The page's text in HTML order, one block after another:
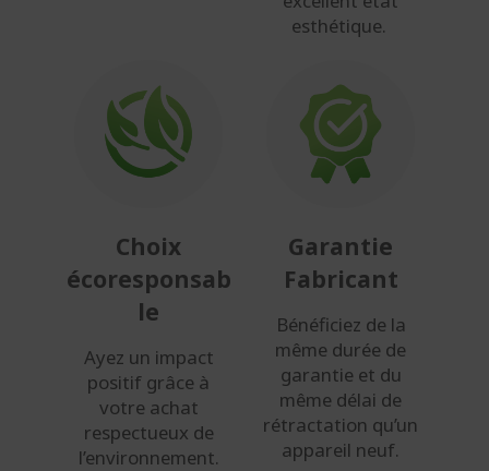
esthétique.
Choix
écoresponsab
le
Ayez un impact
positif grâce à
votre achat
respectueux de
l’environnement.
Garantie
Fabricant
Bénéficiez de la
même durée de
garantie et du
même délai de
rétractation qu’un
appareil neuf.